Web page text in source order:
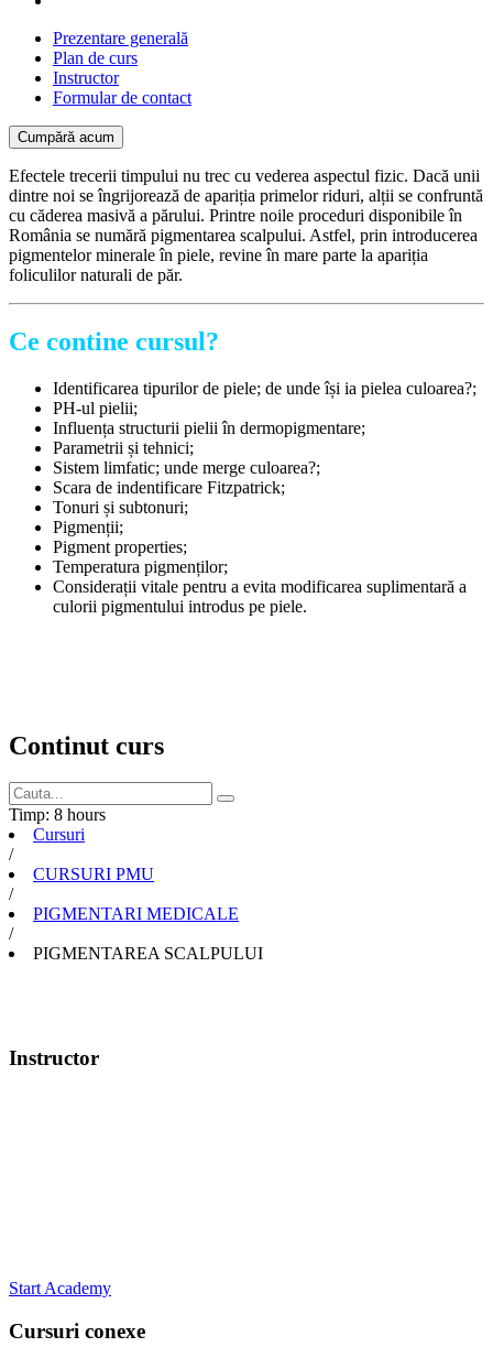
Prezentare generală
Plan de curs
Instructor
Formular de contact
Cumpără acum
Efectele trecerii timpului nu trec cu vederea aspectul fizic. Dacă unii
dintre noi se îngrijorează de apariția primelor riduri, alții se confruntă
cu căderea masivă a părului. Printre noile proceduri disponibile în
România se numără pigmentarea scalpului. Astfel, prin introducerea
pigmentelor minerale în piele, revine în mare parte la apariția
foliculilor naturali de păr.
Ce contine cursul?
Identificarea tipurilor de piele; de unde își ia pielea culoarea?;
PH-ul pielii;
Influența structurii pielii în dermopigmentare;
Parametrii și tehnici;
Sistem limfatic; unde merge culoarea?;
Scara de indentificare Fitzpatrick;
Tonuri și subtonuri;
Pigmenții;
Pigment properties;
Temperatura pigmenților;
Considerații vitale pentru a evita modificarea suplimentară a
culorii pigmentului introdus pe piele.
Continut curs
Timp: 8 hours
Cursuri
/
CURSURI PMU
/
PIGMENTARI MEDICALE
/
PIGMENTAREA SCALPULUI
Instructor
Start Academy
Cursuri conexe